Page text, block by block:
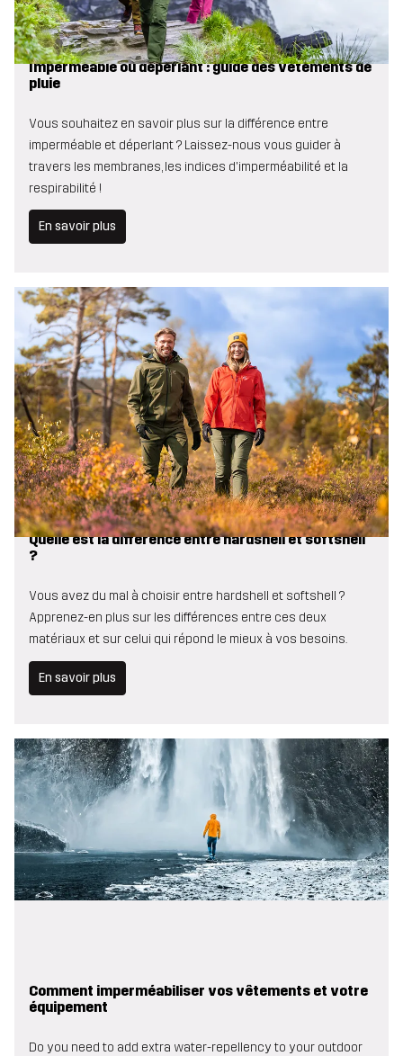
Imperméable ou déperlant : guide des vêtements de
pluie
Vous souhaitez en savoir plus sur la différence entre
imperméable et déperlant ? Laissez-nous vous guider à
travers les membranes, les indices d'imperméabilité et la
respirabilité !
En savoir plus
Quelle est la différence entre hardshell et softshell
?
Vous avez du mal à choisir entre hardshell et softshell ?
Apprenez-en plus sur les différences entre ces deux
matériaux et sur celui qui répond le mieux à vos besoins.
En savoir plus
Comment imperméabiliser vos vêtements et votre
équipement
Do you need to add extra water-repellency to your outdoor